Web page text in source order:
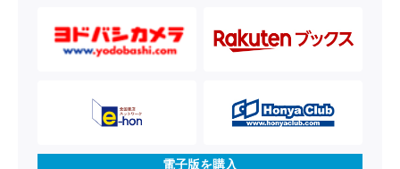
電子版を購入